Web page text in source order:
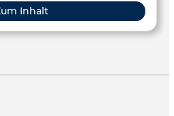
Inhalt